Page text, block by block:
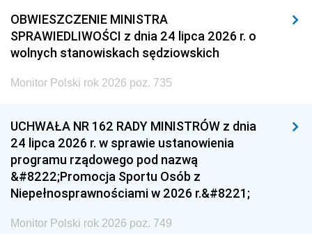
OBWIESZCZENIE MINISTRA
SPRAWIEDLIWOŚCI z dnia 24 lipca 2026 r. o
wolnych stanowiskach sędziowskich
Monitor Polski rok 2026 poz. 735
UCHWAŁA NR 162 RADY MINISTRÓW z dnia
24 lipca 2026 r. w sprawie ustanowienia
programu rządowego pod nazwą
&#8222;Promocja Sportu Osób z
Niepełnosprawnościami w 2026 r.&#8221;
Monitor Polski rok 2026 poz. 749